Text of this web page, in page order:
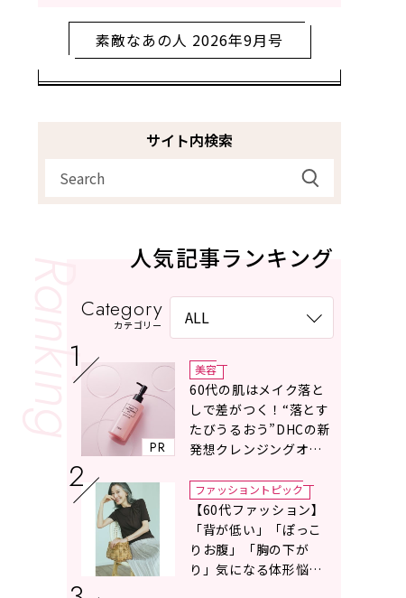
素敵なあの人 2026年9月号
サイト内検索
人気記事ランキング
Category
カテゴリー
PR
美容
60代の肌はメイク落と
しで差がつく！“落とす
たびうるおう”DHCの新
発想クレンジングオイ
ファッショントピック
【60代ファッション】
「背が低い」「ぽっこ
りお腹」「胸の下が
り」気になる体形悩み